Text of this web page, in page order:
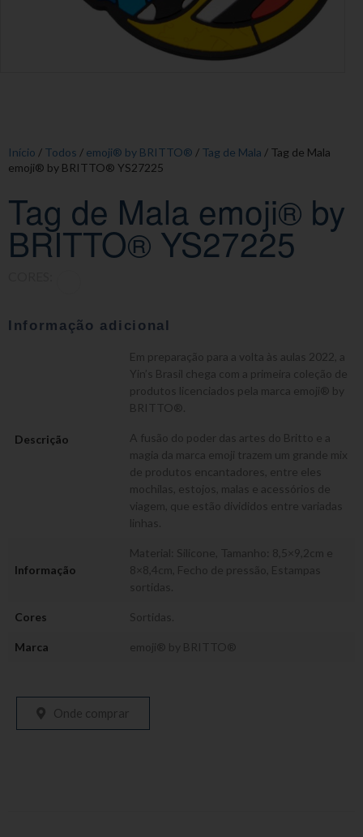
Início / Todos / emoji® by BRITTO® / Tag de Mala / Tag de Mala
emoji® by BRITTO® YS27225
Tag de Mala emoji® by
BRITTO® YS27225
Informação adicional
Descrição
Em preparação para a volta às aulas 2022, a
Yin’s Brasil chega com a primeira coleção de
produtos licenciados pela marca emoji® by
BRITTO®.
A fusão do poder das artes do Britto e a
magia da marca emoji trazem um grande mix
de produtos encantadores, entre eles
mochilas, estojos, malas e acessórios de
viagem, que estão divididos entre variadas
linhas.
Informação
Material: Silicone, Tamanho: 8,5×9,2cm e
8×8,4cm, Fecho de pressão, Estampas
sortidas.
Cores Sortidas.
Marca emoji® by BRITTO®
Onde comprar